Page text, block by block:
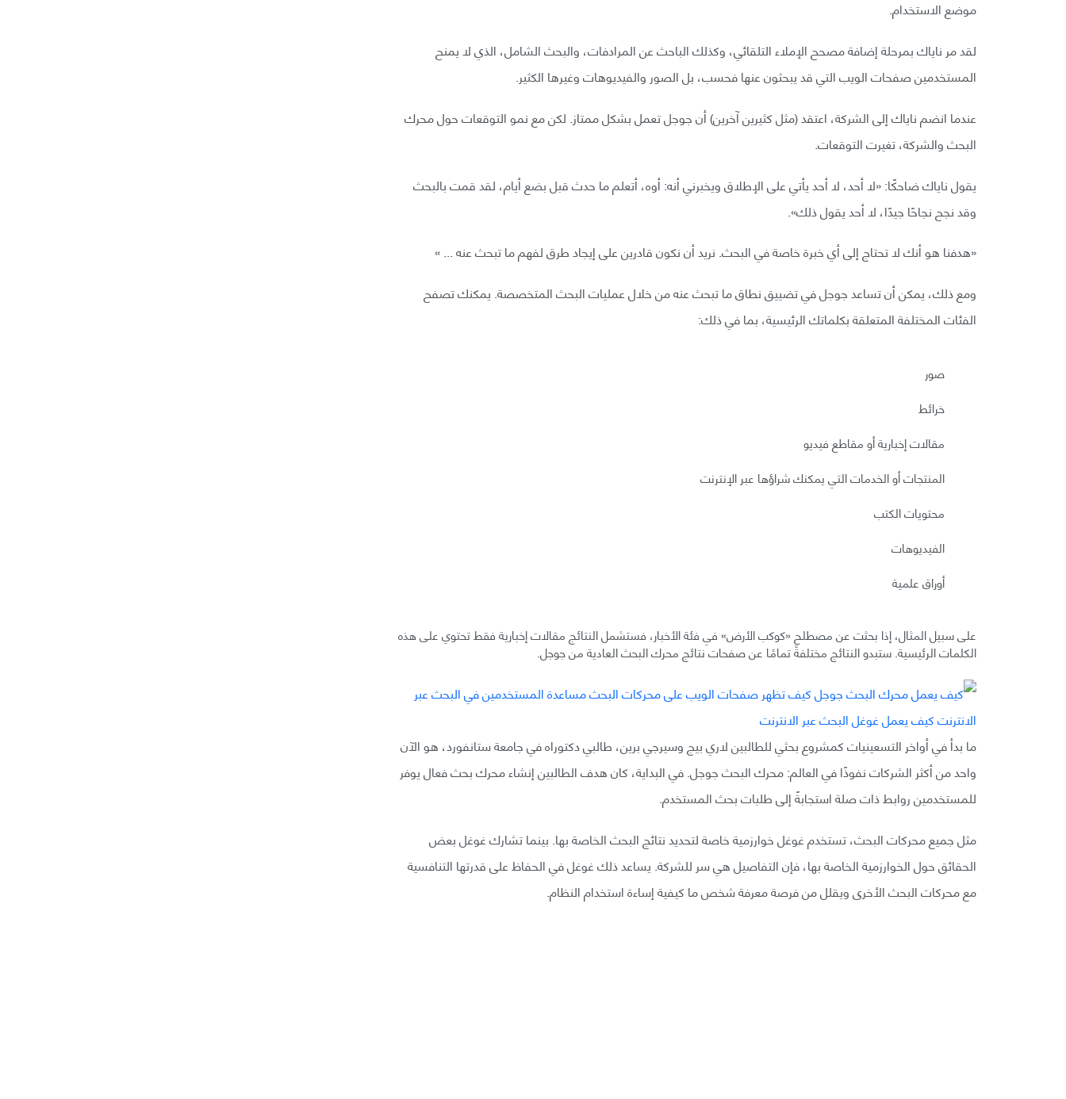
موضع الاستخدام.
لقد مر ناياك بمرحلة إضافة مصحح الإملاء التلقائي، وكذلك الباحث عن المرادفات، والبحث الشامل، الذي لا يمنح
المستخدمين صفحات الويب التي قد يبحثون عنها فحسب، بل الصور والفيديوهات وغيرها الكثير.
عندما انضم ناياك إلى الشركة، اعتقد (مثل كثيرين آخرين) أن جوجل تعمل بشكل ممتاز. لكن مع نمو التوقعات حول محرك
البحث والشركة، تغيرت التوقعات.
يقول ناياك ضاحكًا: «لا أحد، لا أحد يأتي على الإطلاق ويخبرني أنه: أوه، أتعلم ما حدث قبل بضع أيام، لقد قمت بالبحث
وقد نجح نجاحًا جيدًا، لا أحد يقول ذلك».
«هدفنا هو أنك لا تحتاج إلى أي خبرة خاصة في البحث. نريد أن نكون قادرين على إيجاد طرق لفهم ما تبحث عنه ... »
ومع ذلك، يمكن أن تساعد جوجل في تضييق نطاق ما تبحث عنه من خلال عمليات البحث المتخصصة. يمكنك تصفح
الفئات المختلفة المتعلقة بكلماتك الرئيسية، بما في ذلك:
صور
خرائط
مقالات إخبارية أو مقاطع فيديو
المنتجات أو الخدمات التي يمكنك شراؤها عبر الإنترنت
محتويات الكتب
الفيديوهات
أوراق علمية
على سبيل المثال، إذا بحثت عن مصطلح «كوكب الأرض» في فئة الأخبار، فستشمل النتائج مقالات إخبارية فقط تحتوي على هذه
الكلمات الرئيسية. ستبدو النتائج مختلفةً تمامًا عن صفحات نتائج محرك البحث العادية من جوجل.
ما بدأ في أواخر التسعينيات كمشروع بحثي للطالبين لاري بيج وسيرجي برين، طالبي دكتوراه في جامعة ستانفورد، هو الآن
واحد من أكثر الشركات نفوذًا في العالم: محرك البحث جوجل. في البداية، كان هدف الطالبين إنشاء محرك بحث فعال يوفر
للمستخدمين روابط ذات صلة استجابةً إلى طلبات بحث المستخدم.
مثل جميع محركات البحث، تستخدم غوغل خوارزمية خاصة لتحديد نتائج البحث الخاصة بها. بينما تشارك غوغل بعض
الحقائق حول الخوارزمية الخاصة بها، فإن التفاصيل هي سر للشركة. يساعد ذلك غوغل في الحفاظ على قدرتها التنافسية
مع محركات البحث الأخرى ويقلل من فرصة معرفة شخص ما كيفية إساءة استخدام النظام.